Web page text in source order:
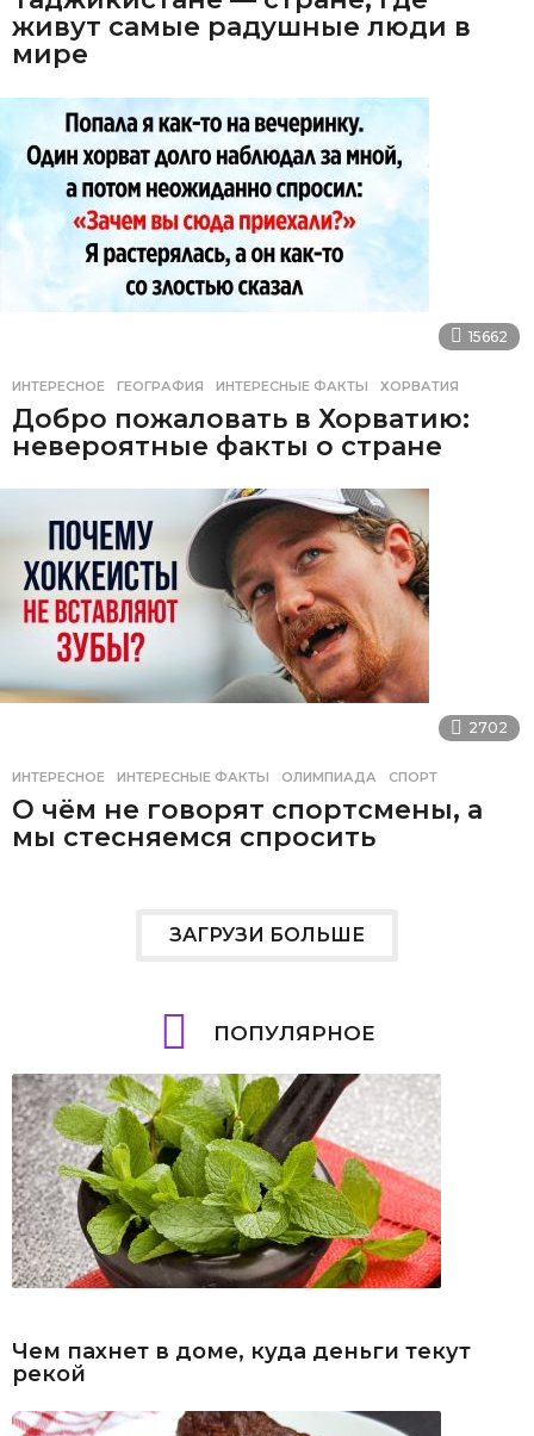
живут самые радушные люди в
мире
15662
ИНТЕРЕСНОЕ ГЕОГРАФИЯ ,ИНТЕРЕСНЫЕ ФАКТЫ ,ХОРВАТИЯ
Добро пожаловать в Хорватию:
невероятные факты о стране
2702
ИНТЕРЕСНОЕ ИНТЕРЕСНЫЕ ФАКТЫ ,ОЛИМПИАДА ,СПОРТ
О чём не говорят спортсмены, а
мы стесняемся спросить
ЗАГРУЗИ БОЛЬШЕ
ПОПУЛЯРНОЕ
Чем пахнет в доме, куда деньги текут
рекой